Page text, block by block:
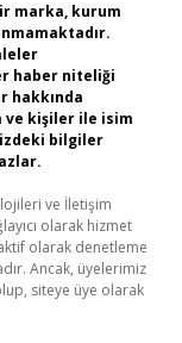
marka, kurum
haber niteliği
hakkında
ve kişiler ile isim
bilgiler
ve İletişim
olarak hizmet
olarak denetleme
Ancak, üyelerimiz
siteye üye olarak